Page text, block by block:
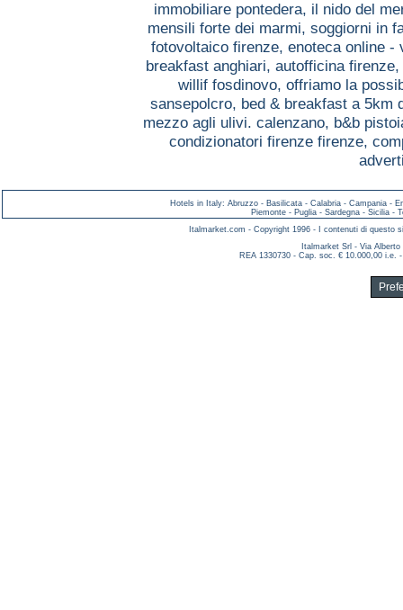
immobiliare pontedera, il nido del
mensili forte dei marmi, soggiorni in
fotovoltaico firenze, enoteca online
breakfast anghiari, autofficina firenze,
willif fosdinovo, offriamo la
sansepolcro, bed & breakfast a 5km
mezzo agli ulivi. calenzano, b&b
condizionatori firenze firenze,
Hotels in Italy: Abruzzo - Basilicata - Calabria - Campania -
Piemonte- Puglia- Sardegna- Sicilia-
Italmarket.com - Copyright 1996 - I contenuti di questo
Italmarket Srl - Via
REA 1330730 - Cap. soc. € 10.000,00 i.e.